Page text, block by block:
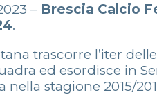
– Brescia Calcio
.
trascorre l’iter
ed esordisce in
nella stagione 2015/